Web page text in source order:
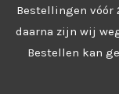
naar
Bestellingen vóór
daarna zijn wij
Bestellen kan